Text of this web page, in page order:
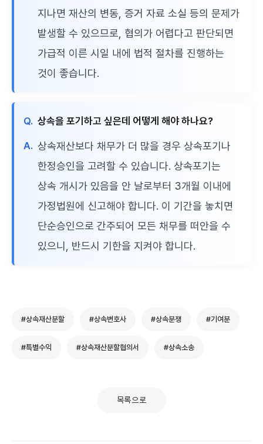
지나면 재산의 변동, 증거 자료 소실 등의 문제가
발생할 수 있으므로, 협의가 어렵다고 판단되면
가급적 이른 시일 내에 법적 절차를 진행하는
것이 좋습니다.
Q. 상속을 포기하고 싶은데 어떻게 해야 하나요?
A. 상속재산보다 채무가 더 많을 경우 상속포기나
한정승인을 고려할 수 있습니다. 상속포기는
상속 개시가 있음을 안 날로부터 3개월 이내에
가정법원에 신고해야 합니다. 이 기간을 놓치면
단순승인으로 간주되어 모든 채무를 떠안을 수
있으니, 반드시 기한을 지켜야 합니다.
#상속재산분할 #상속변호사 #상속분쟁 #기여분
#특별수익 #상속재산분할협의서 #상속소송
목록으로